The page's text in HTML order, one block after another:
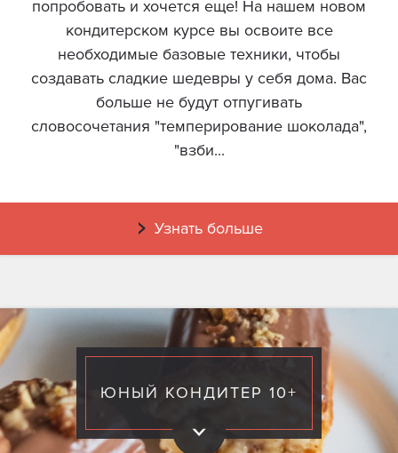
попробовать и хочется еще! На нашем новом
кондитерском курсе вы освоите все
необходимые базовые техники, чтобы
создавать сладкие шедевры у себя дома. Вас
больше не будут отпугивать
словосочетания "темперирование шоколада",
"взби...
Узнать больше
ЮНЫЙ КОНДИТЕР 10+